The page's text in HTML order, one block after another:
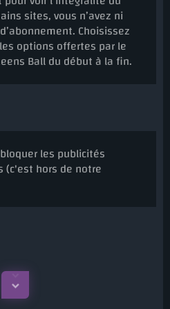
sites, vous n’avez ni
Choisissez
options offertes par le
Ball du début à la fin.
les publicités
(c'est hors de notre